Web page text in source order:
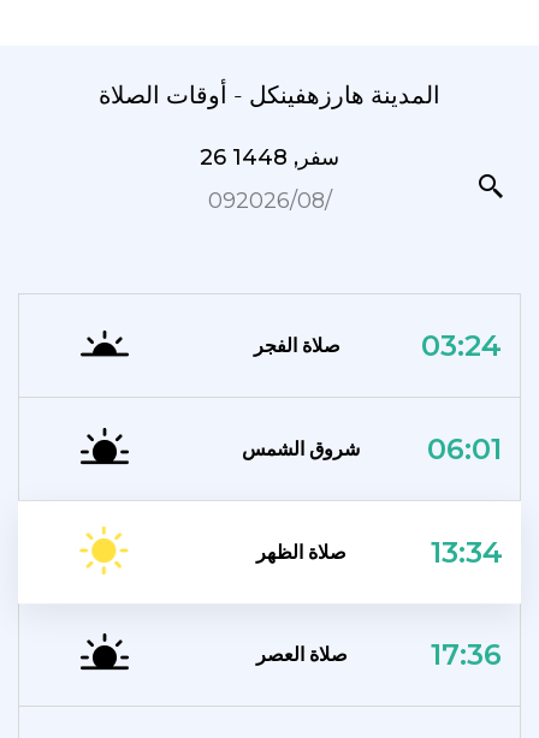
المدينة هارزهفينكل - أوقات الصلاة
26 سفر, 1448
09‏/08‏/2026
صلاة الفجر 03:24
شروق الشمس 06:01
صلاة الظهر 13:34
صلاة العصر 17:36